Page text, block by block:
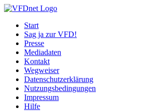
Start
Sag ja zur VFD!
Presse
Mediadaten
Kontakt
Wegweiser
Datenschutzerklärung
Nutzungsbedingungen
Impressum
Hilfe